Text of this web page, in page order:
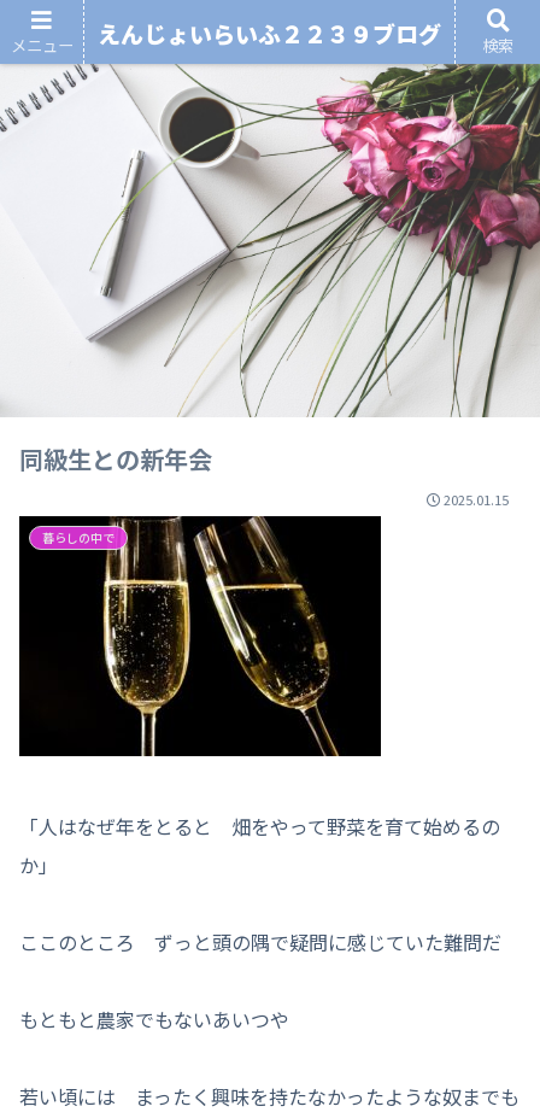
同級生との新年会
2025.01.15
暮らしの中で
「人はなぜ年をとると 畑をやって野菜を育て始めるの
か」
ここのところ ずっと頭の隅で疑問に感じていた難問だ
もともと農家でもないあいつや
若い頃には まったく興味を持たなかったような奴までも
メニュー えんじょいらいふ２２３９ブログ 検索